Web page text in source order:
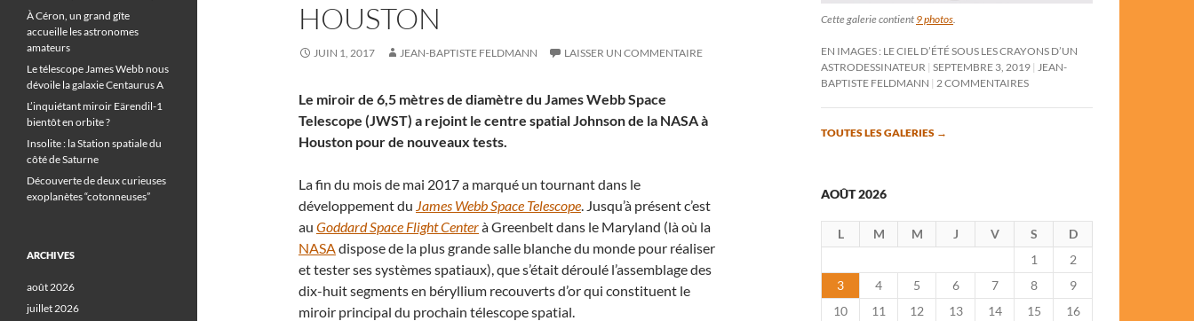
HOUSTON
JUIN 1, 2017 JEAN-BAPTISTE FELDMANN LAISSER UN COMMENTAIRE
Le miroir de 6,5 mètres de diamètre du James Webb Space
Telescope (JWST) a rejoint le centre spatial Johnson de la NASA à
Houston pour de nouveaux tests.
La fin du mois de mai 2017 a marqué un tournant dans le
développement du James Webb Space Telescope. Jusqu’à présent c’est
au Goddard Space Flight Centerà Greenbelt dans le Maryland (là où la
NASAdispose de la plus grande salle blanche du monde pour réaliser
et tester ses systèmes spatiaux), que s’était déroulé l’assemblage des
dix-huit segments en béryllium recouverts d’or qui constituent le
miroir principal du prochain télescope spatial.
Cette galerie contient 9 photos
EN IMAGES : LE CIEL D’ÉTÉ SOUS LES CRAYONS D’UN
ASTRODESSINATEUR SEPTEMBRE 3, 2019
JEAN-
BAPTISTE FELDMANN
2 COMMENTAIRES
TOUTES LES GALERIES →
AOÛT 2026
L M M J V S
D
1
2
3
4 5 6 7 8
9
10
11 12 13 14 15
16
À Céron, un grand gîte
accueille les astronomes
amateurs
Le télescope James Webb nous
dévoile la galaxie Centaurus A
L’inquiétant miroir Eärendil-1
bientôt en orbite ?
Insolite : la Station spatiale du
côté de Saturne
Découverte de deux curieuses
exoplanètes “cotonneuses”
ARCHIVES
août 2026
juillet 2026